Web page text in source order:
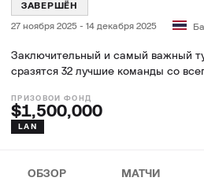
ЗАВЕРШЁН
27 ноября 2025 - 14 декабря 2025
Заключительный и самый важный
сразятся 32 лучшие команды со
$1,500,000
LAN
ОБЗОР МАТЧИ